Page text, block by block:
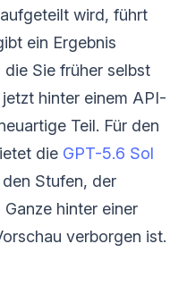
wird, führt
ein Ergebnis
Sie früher selbst
hinter einem API-
Teil. Für den
die GPT-5.6 Sol
Stufen, der
hinter einer
verborgen ist.